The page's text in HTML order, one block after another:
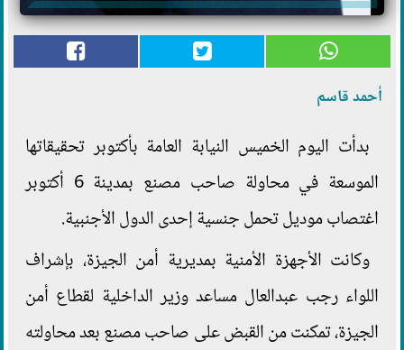
أحمد قاسم
بدأت اليوم الخميس النيابة العامة بأكتوبر تحقيقاتها
الموسعة في محاولة صاحب مصنع بمدينة 6 أكتوبر
اغتصاب موديل تحمل جنسية إحدى الدول الأجنبية.
وكانت الأجهزة الأمنية بمديرية أمن الجيزة، بإشراف
اللواء رجب عبدالعال مساعد وزير الداخلية لقطاع أمن
الجيزة، تمكنت من القبض على صاحب مصنع بعد محاولته